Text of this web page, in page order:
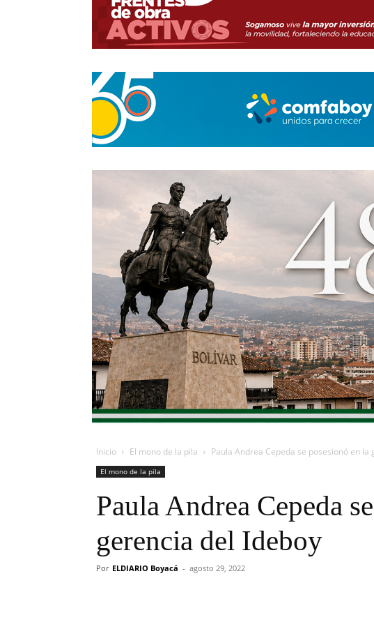
Inicio El mono de la pila Paula Andrea Cepeda se posesionó en la
El mono de la pila
Paula Andrea Cepeda
gerencia del Ideboy
Por ELDIARIO Boyacá - agosto 29, 2022